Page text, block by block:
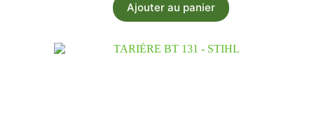
Ajouter au panier